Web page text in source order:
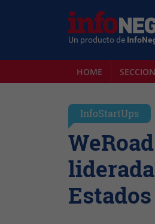
Un producto de
HOME
InfoStartUps